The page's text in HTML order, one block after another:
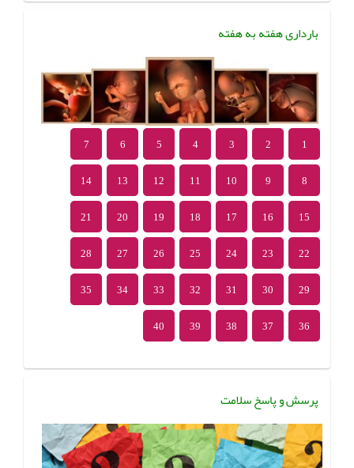
بارداری هفته به هفته
1
2
3
4
5
6
7
8
9
10
11
12
13
14
15
16
17
18
19
20
21
22
23
24
25
26
27
28
29
30
31
32
33
34
35
36
37
38
39
40
پرسش و پاسخ سلامت